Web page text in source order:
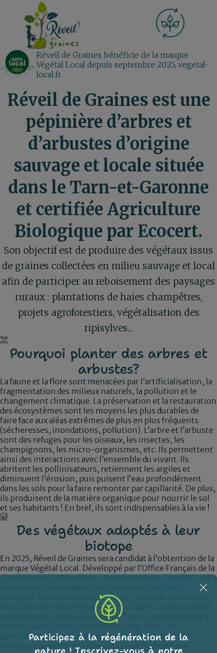
Réveil de Graines bénéficie de la marque
Végétal Local depuis septembre 2025, vegetal-
local.fr
Réveil de Graines est une
pépinière d’arbres et
d’arbustes d’origine
sauvage et locale située
dans le Tarn-et-Garonne
et certifiée Agriculture
Biologique par Ecocert.
Son objectif est de produire des végétaux issus
de graines collectées en milieu sauvage et local
afin de participer au reboisement des paysages
ruraux : plantations de haies champêtres,
projets agroforestiers, végétalisation des
ripisylves...
Pourquoi planter des arbres et
arbustes?
La faune et la flore sont menacées par l’artificialisation, la
fragmentation des milieux naturels, la pollution et le
changement climatique. La préservation et la restauration
des écosystèmes sont les moyens les plus durables de
faire face aux aléas extrêmes de plus en plus fréquents
(sécheresses, inondations, pollution). L’arbre et l’arbuste
sont des refuges pour les oiseaux, les insectes, les
champignons, les micro-organismes, etc. Ils permettent
ainsi des interactions avec l’ensemble du vivant. Ils
abritent les pollinisateurs, retiennent les argiles et
diminuent l’érosion, puis puisent l’eau profondément
dans les sols pour la faire remonter par capillarité. De plus,
ils produisent de la matière organique pour nourrir le sol
et ses habitants ! En bref, ils sont indispensables à la vie !
Des végétaux adaptés à leur
biotope
En 2025, Réveil de Graines sera candidat à l’obtention de la
marque Végétal Local. Développé par l’Office Français de la
Biodiversité (OFB) et l’Afac-Agroforesterie,
a
d’origine. Situé en zone Sud-Ouest, Réveil de Graines suit
les protocoles mis en place pour instaurer une traçabilité
complète des végétaux produits. Ceux-ci sont destinés à
générations futures sont garanties que ces arbres et
arbustes plantés sont ce qu’il y a de plus adapté aux
Participez à la régénération de la